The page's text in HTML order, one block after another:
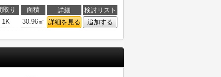
取り 面積 詳細
検討リスト
1K
30.96㎡ 詳細を見る 追加する